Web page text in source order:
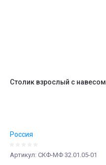
Столик взрослый с навесом
Россия
Артикул: СКФ-МФ 32.01.05-01